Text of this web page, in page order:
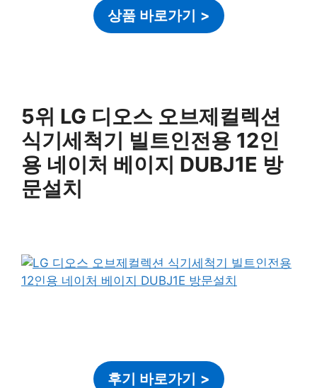
상품 바로가기 >
5위 LG 디오스 오브제컬렉션
식기세척기 빌트인전용 12인
용 네이처 베이지 DUBJ1E 방
문설치
후기 바로가기 >